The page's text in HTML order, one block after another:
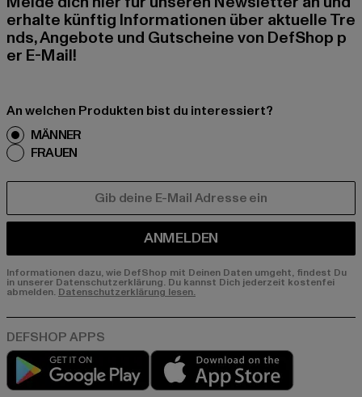
erhalte künftig Informationen über aktuelle Tre
nds, Angebote und Gutscheine von DefShop p
er E-Mail!
An welchen Produkten bist du interessiert?
MÄNNER
FRAUEN
ANMELDEN
Informationen dazu, wie DefShop mit Deinen Daten umgeht, findest Du
in unserer Datenschutzerklärung. Du kannst Dich jederzeit kostenfei
abmelden. Datenschutzerklärung lesen.
Play market